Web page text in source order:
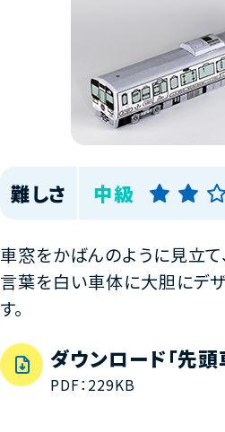
難しさ 中級
車窓をかばんのように見立
言葉を白い車体に大胆にデ
す。
ダウンロード「先頭
PDF：229KB